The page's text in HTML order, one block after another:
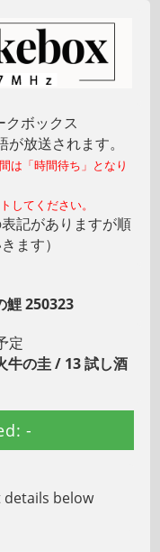
クボックス
放送されます。
は「時間待ち」となり
してください。
記がありますが順
ます）
鯉 250323
定
牛の圭 / 13 試し酒
-
below